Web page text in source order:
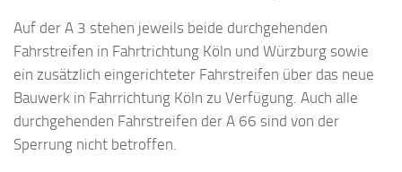
Auf der A 3 stehen jeweils beide durchgehenden
Fahrstreifen in Fahrtrichtung Köln und Würzburg sowie
ein zusätzlich eingerichteter Fahrstreifen über das neue
Bauwerk in Fahrrichtung Köln zu Verfügung. Auch alle
durchgehenden Fahrstreifen der A 66 sind von der
Sperrung nicht betroffen.